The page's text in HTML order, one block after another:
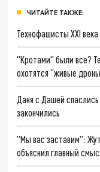
ЧИТАЙТЕ ТАКЖЕ:
Технофашисты XXI века
"Кротами" были все?
охотятся "живые
Даня с Дашей
закончились
"Мы вас заставим":
объяснил главный